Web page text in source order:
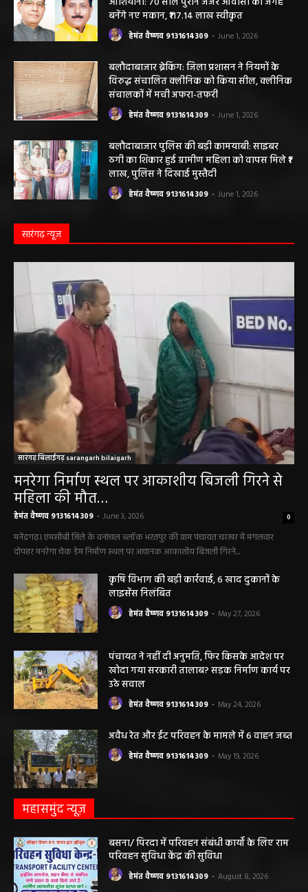
बनेंगे नए मकान, ₹117.14 लाख स्वीकृत
हेमंत वैष्णव 9131614309 - June 1, 2026
बलौदाबाजार ब्रेकिंग: जिला प्रशासन ने नियमों के
विरुद्ध संचालित क्लीनिक को किया सील, क्लीनिक
संचालकों में मची अफरा-तफरी
हेमंत वैष्णव 9131614309 - June 1, 2026
बलौदाबाजार पुलिस की बड़ी कामयाबी: साइबर
ठगी का शिकार हुई ग्रामीण महिला को वापस मिले ₹1
लाख, पुलिस ने दिखाई मुस्तैदी
हेमंत वैष्णव 9131614309 - June 1, 2026
सारंगढ़ न्यूज़
सारंगढ़ बिलाईगढ़ sarangarh bilaigarh
मनरेगा निर्माण स्थल पर आकाशीय बिजली गिरने से
महिला की मौत…
हेमंत वैष्णव 9131614309 - June 3, 2026 0
मनेंद्रगढ़। एमसीबी जिले के वनांचल ब्लॉक भरतपुर की ग्राम पंचायत चरखर में मंगलवार
दोपहर मनरेगा चेक डेम निर्माण स्थल पर अचानक आकाशीय बिजली गिरने...
कृषि विभाग की बड़ी कार्रवाई, 6 खाद दुकानों के
लाइसेंस निलंबित
हेमंत वैष्णव 9131614309 - May 27, 2026
पंचायत ने नहीं दी अनुमति, फिर किसके आदेश पर
खोदा गया सरकारी तालाब? सड़क निर्माण कार्य पर
उठे सवाल
हेमंत वैष्णव 9131614309 - May 24, 2026
अवैध रेत और ईंट परिवहन के मामले में 6 वाहन जब्त
हेमंत वैष्णव 9131614309 - May 19, 2026
महासमुंद न्यूज़
बसना/ पिरदा में परिवहन संबंधी कार्यों के लिए राम
परिवहन सुविधा केंद्र की सुविधा
हेमंत वैष्णव 9131614309 - August 8, 2026